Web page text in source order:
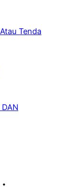
Tenda
DAN